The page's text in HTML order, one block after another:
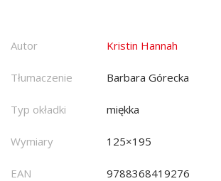
Autor Kristin Hannah
Tłumaczenie Barbara Górecka
Typ okładki miękka
Wymiary 125×195
EAN 9788368419276